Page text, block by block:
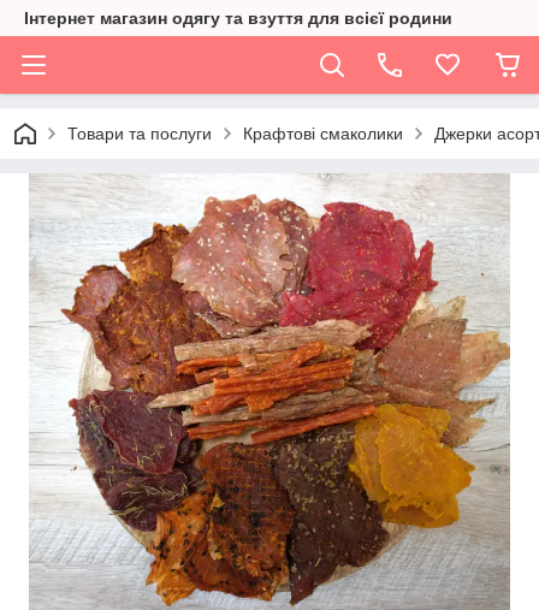
Інтернет магазин одягу та взуття для всієї родини
Товари та послуги Крафтові смаколики Джерки